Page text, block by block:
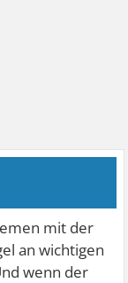
mit der
an wichtigen
wenn der